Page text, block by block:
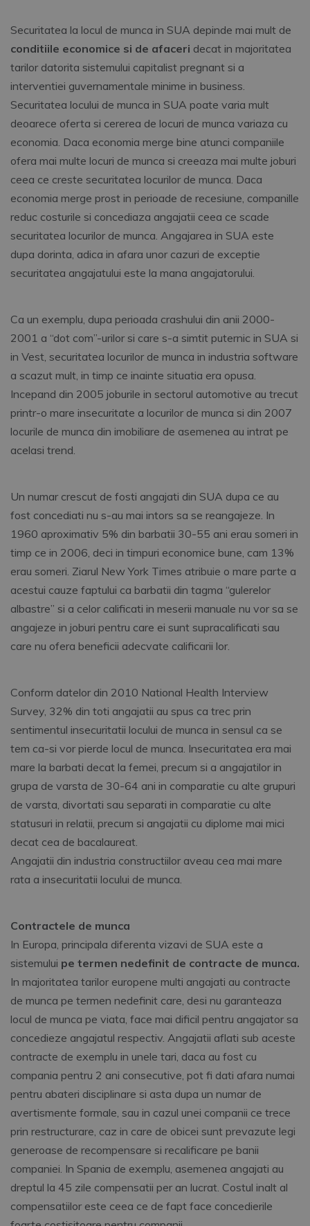
Securitatea la locul de munca in SUA depinde mai mult de
conditiile economice si de afaceri decat in majoritatea
tarilor datorita sistemului capitalist pregnant si a
interventiei guvernamentale minime in business.
Securitatea locului de munca in SUA poate varia mult
deoarece oferta si cererea de locuri de munca variaza cu
economia. Daca economia merge bine atunci companiile
ofera mai multe locuri de munca si creeaza mai multe joburi
ceea ce creste securitatea locurilor de munca. Daca
economia merge prost in perioade de recesiune, companille
reduc costurile si concediaza angajatii ceea ce scade
securitatea locurilor de munca. Angajarea in SUA este
dupa dorinta, adica in afara unor cazuri de exceptie
securitatea angajatului este la mana angajatorului.
Ca un exemplu, dupa perioada crashului din anii 2000-
2001 a “dot com”-urilor si care s-a simtit puternic in SUA si
in Vest, securitatea locurilor de munca in industria software
a scazut mult, in timp ce inainte situatia era opusa.
Incepand din 2005 joburile in sectorul automotive au trecut
printr-o mare insecuritate a locurilor de munca si din 2007
locurile de munca din imobiliare de asemenea au intrat pe
acelasi trend.
Un numar crescut de fosti angajati din SUA dupa ce au
fost concediati nu s-au mai intors sa se reangajeze. In
1960 aproximativ 5% din barbatii 30-55 ani erau someri in
timp ce in 2006, deci in timpuri economice bune, cam 13%
erau someri. Ziarul New York Times atribuie o mare parte a
acestui cauze faptului ca barbatii din tagma “gulerelor
albastre” si a celor calificati in meserii manuale nu vor sa se
angajeze in joburi pentru care ei sunt supracalificati sau
care nu ofera beneficii adecvate calificarii lor.
Conform datelor din 2010 National Health Interview
Survey, 32% din toti angajatii au spus ca trec prin
sentimentul insecuritatii locului de munca in sensul ca se
tem ca-si vor pierde locul de munca. Insecuritatea era mai
mare la barbati decat la femei, precum si a angajatilor in
grupa de varsta de 30-64 ani in comparatie cu alte grupuri
de varsta, divortati sau separati in comparatie cu alte
statusuri in relatii, precum si angajatii cu diplome mai mici
decat cea de bacalaureat.
Angajatii din industria constructiilor aveau cea mai mare
rata a insecuritatii locului de munca.
Contractele de munca
In Europa, principala diferenta vizavi de SUA este a
sistemului pe termen nedefinit de contracte de munca.
In majoritatea tarilor europene multi angajati au contracte
de munca pe termen nedefinit care, desi nu garanteaza
locul de munca pe viata, face mai dificil pentru angajator sa
concedieze angajatul respectiv. Angajatii aflati sub aceste
contracte de exemplu in unele tari, daca au fost cu
compania pentru 2 ani consecutive, pot fi dati afara numai
pentru abateri disciplinare si asta dupa un numar de
avertismente formale, sau in cazul unei companii ce trece
prin restructurare, caz in care de obicei sunt prevazute legi
generoase de recompensare si recalificare pe banii
companiei. In Spania de exemplu, asemenea angajati au
dreptul la 45 zile compensatii per an lucrat. Costul inalt al
compensatiilor este ceea ce de fapt face concedierile